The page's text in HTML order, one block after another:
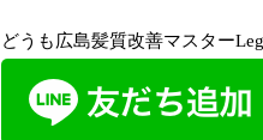
どうも広島髪質改善マスター